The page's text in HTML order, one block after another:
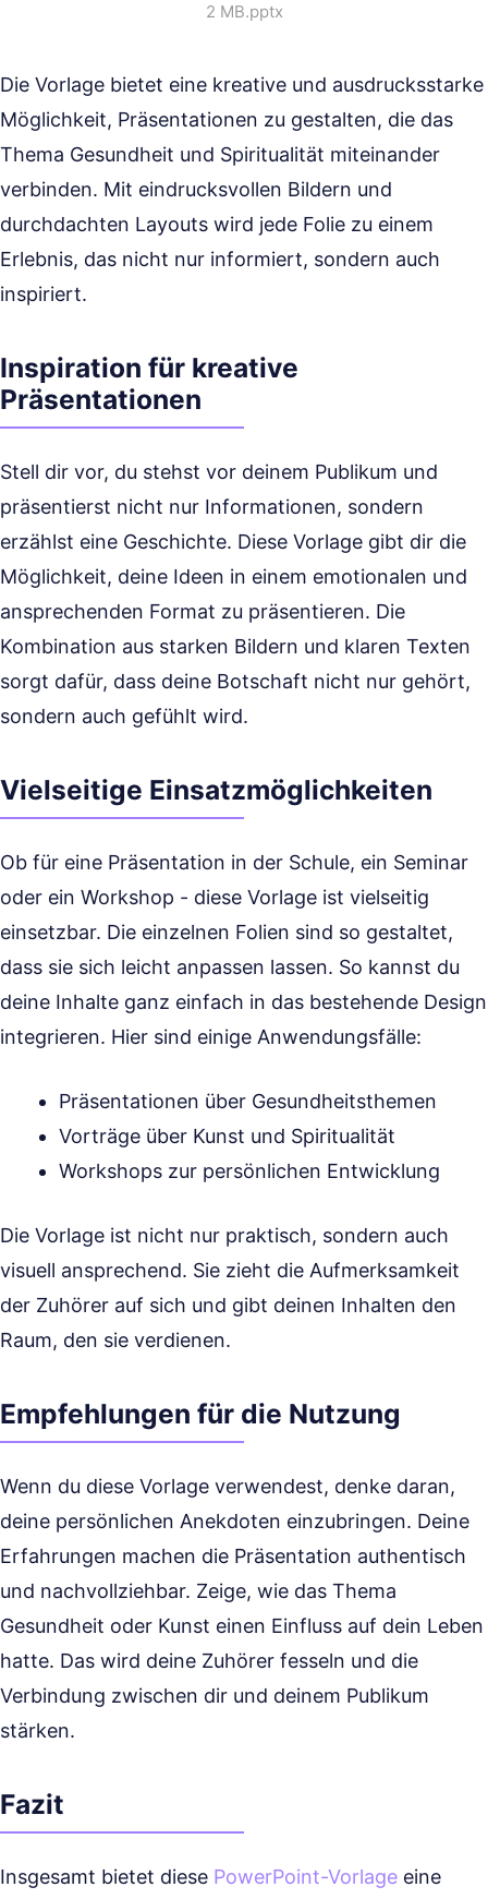
2 MB.pptx
Die Vorlage bietet eine kreative und ausdrucksstarke
Möglichkeit, Präsentationen zu gestalten, die das
Thema Gesundheit und Spiritualität miteinander
verbinden. Mit eindrucksvollen Bildern und
durchdachten Layouts wird jede Folie zu einem
Erlebnis, das nicht nur informiert, sondern auch
inspiriert.
Inspiration für kreative
Präsentationen
Stell dir vor, du stehst vor deinem Publikum und
präsentierst nicht nur Informationen, sondern
erzählst eine Geschichte. Diese Vorlage gibt dir die
Möglichkeit, deine Ideen in einem emotionalen und
ansprechenden Format zu präsentieren. Die
Kombination aus starken Bildern und klaren Texten
sorgt dafür, dass deine Botschaft nicht nur gehört,
sondern auch gefühlt wird.
Vielseitige Einsatzmöglichkeiten
Ob für eine Präsentation in der Schule, ein Seminar
oder ein Workshop - diese Vorlage ist vielseitig
einsetzbar. Die einzelnen Folien sind so gestaltet,
dass sie sich leicht anpassen lassen. So kannst du
deine Inhalte ganz einfach in das bestehende Design
integrieren. Hier sind einige Anwendungsfälle:
Präsentationen über Gesundheitsthemen
Vorträge über Kunst und Spiritualität
Workshops zur persönlichen Entwicklung
Die Vorlage ist nicht nur praktisch, sondern auch
visuell ansprechend. Sie zieht die Aufmerksamkeit
der Zuhörer auf sich und gibt deinen Inhalten den
Raum, den sie verdienen.
Empfehlungen für die Nutzung
Wenn du diese Vorlage verwendest, denke daran,
deine persönlichen Anekdoten einzubringen. Deine
Erfahrungen machen die Präsentation authentisch
und nachvollziehbar. Zeige, wie das Thema
Gesundheit oder Kunst einen Einfluss auf dein Leben
hatte. Das wird deine Zuhörer fesseln und die
Verbindung zwischen dir und deinem Publikum
stärken.
Fazit
Insgesamt bietet diese PowerPoint-Vorlage eine